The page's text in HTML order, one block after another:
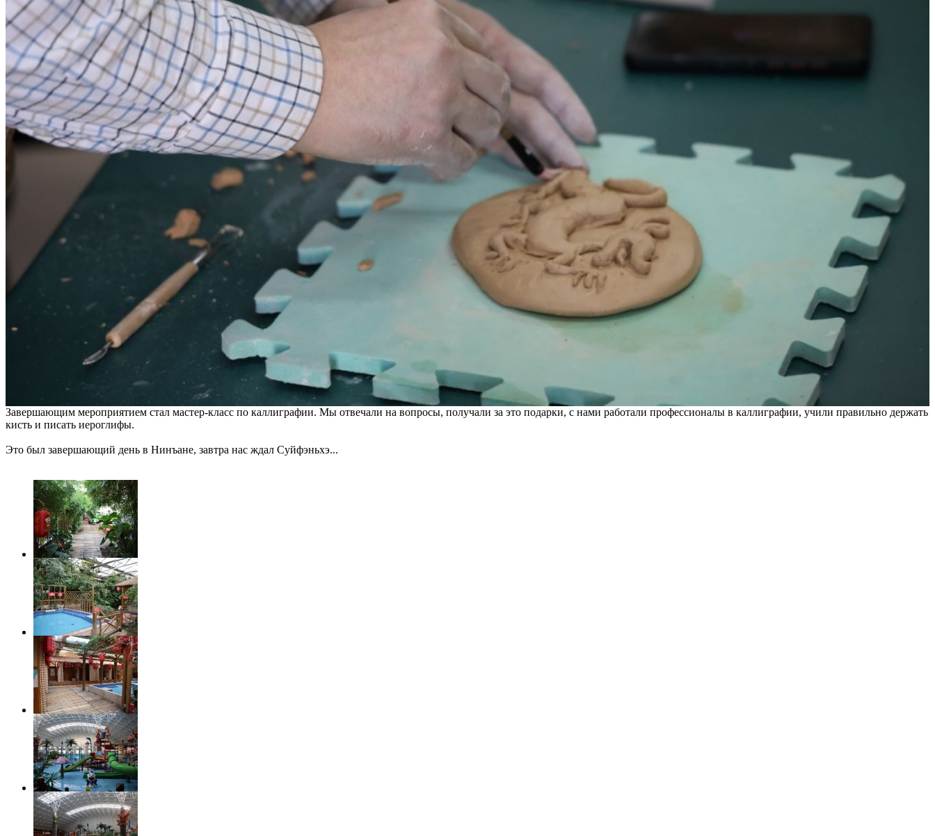
Завершающим мероприятием стал мастер-класс по каллиграфии. Мы отвечали на вопросы, получали за это подарки, с нами работали профессионалы в каллиграфии, учили правильно держать
кисть и писать иероглифы.
Это был завершающий день в Нинъане, завтра нас ждал Суйфэньхэ...